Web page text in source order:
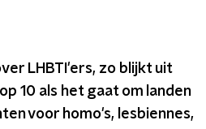
LHBTI'ers, zo blijkt uit
10 als het gaat om landen
voor homo's, lesbiennes,